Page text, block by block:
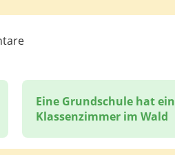
Eine Grundschule hat
Klassenzimmer im Wald